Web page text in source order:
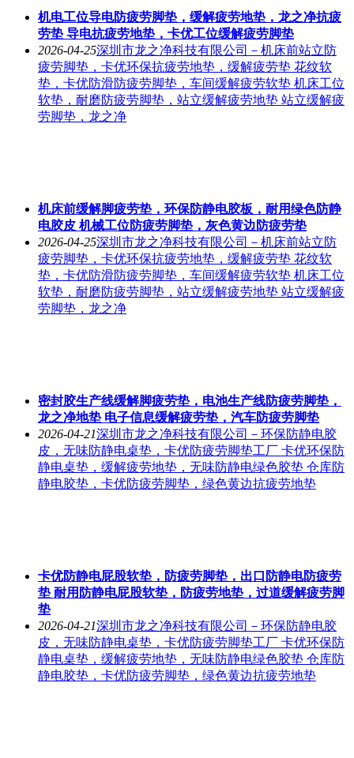
机电工位导电防疲劳脚垫，缓解疲劳地垫，龙之净抗疲
劳垫 导电抗疲劳地垫，卡优工位缓解疲劳脚垫
2026-04-25深圳市龙之净科技有限公司－机床前站立防
疲劳脚垫，卡优环保抗疲劳地垫，缓解疲劳垫 花纹软
垫，卡优防滑防疲劳脚垫，车间缓解疲劳软垫 机床工位
软垫，耐磨防疲劳脚垫，站立缓解疲劳地垫 站立缓解疲
劳脚垫，龙之净
机床前缓解脚疲劳垫，环保防静电胶板，耐用绿色防静
电胶皮 机械工位防疲劳脚垫，灰色黄边防疲劳垫
2026-04-25深圳市龙之净科技有限公司－机床前站立防
疲劳脚垫，卡优环保抗疲劳地垫，缓解疲劳垫 花纹软
垫，卡优防滑防疲劳脚垫，车间缓解疲劳软垫 机床工位
软垫，耐磨防疲劳脚垫，站立缓解疲劳地垫 站立缓解疲
劳脚垫，龙之净
密封胶生产线缓解脚疲劳垫，电池生产线防疲劳脚垫，
龙之净地垫 电子信息缓解疲劳垫，汽车防疲劳脚垫
2026-04-21深圳市龙之净科技有限公司－环保防静电胶
皮，无味防静电桌垫，卡优防疲劳脚垫工厂 卡优环保防
静电桌垫，缓解疲劳地垫，无味防静电绿色胶垫 仓库防
静电胶垫，卡优防疲劳脚垫，绿色黄边抗疲劳地垫
卡优防静电屁股软垫，防疲劳脚垫，出口防静电防疲劳
垫 耐用防静电屁股软垫，防疲劳地垫，过道缓解疲劳脚
垫
2026-04-21深圳市龙之净科技有限公司－环保防静电胶
皮，无味防静电桌垫，卡优防疲劳脚垫工厂 卡优环保防
静电桌垫，缓解疲劳地垫，无味防静电绿色胶垫 仓库防
静电胶垫，卡优防疲劳脚垫，绿色黄边抗疲劳地垫